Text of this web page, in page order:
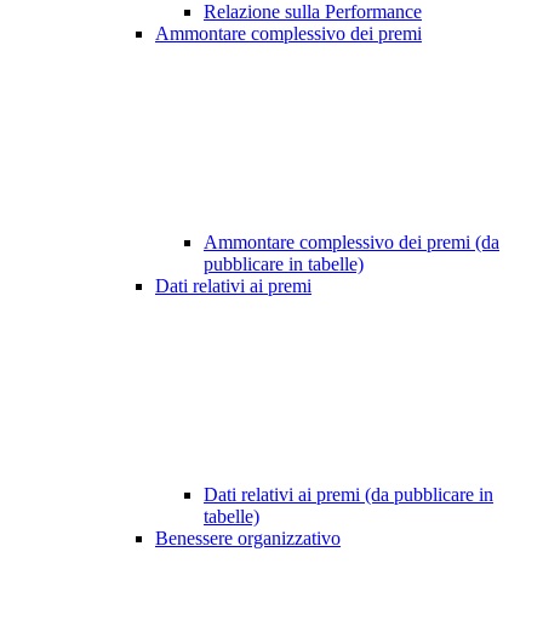
Relazione sulla Performance
Ammontare complessivo dei premi
Ammontare complessivo dei premi (da
pubblicare in tabelle)
Dati relativi ai premi
Dati relativi ai premi (da pubblicare in
tabelle)
Benessere organizzativo